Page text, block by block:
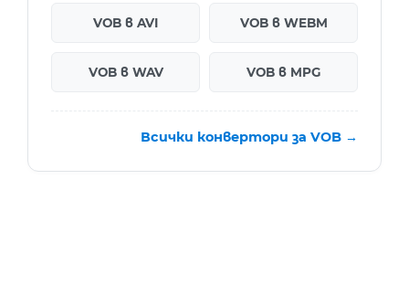
VOB в AVI VOB в WEBM
VOB в WAV VOB в MPG
Всички конвертори за VOB →